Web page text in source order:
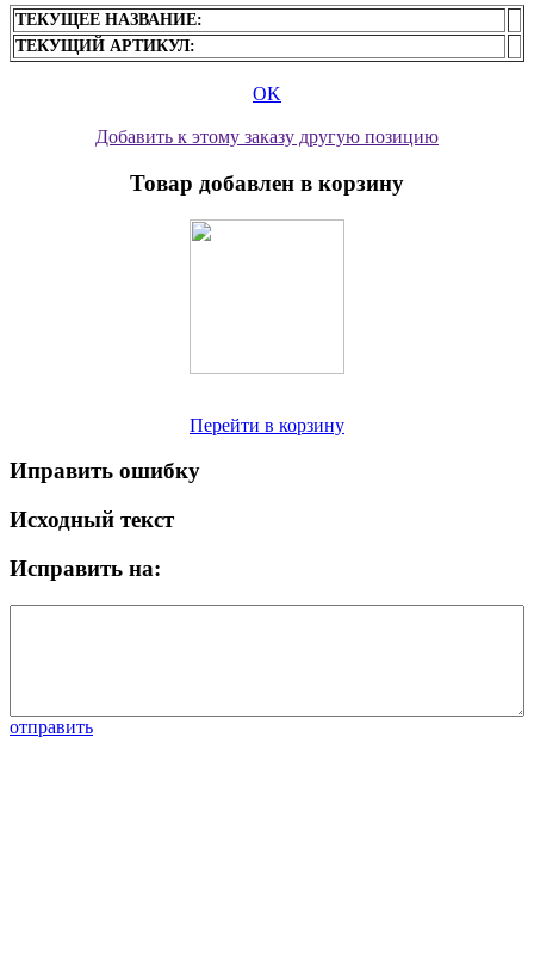
ТЕКУЩЕЕ НАЗВАНИЕ:
ТЕКУЩИЙ АРТИКУЛ:
OK
Добавить к этому заказу другую позицию
Товар добавлен в корзину
Перейти в корзину
Иправить ошибку
Исходный текст
Исправить на:
отправить